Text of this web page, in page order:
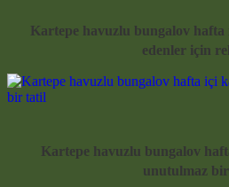
Kartepe havuzlu bungalov hafta
edenler için
Kartepe havuzlu bungalov
unutulmaz